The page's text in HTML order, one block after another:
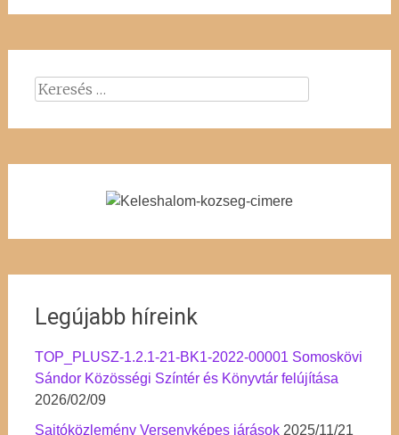
Keresés:
Legújabb híreink
TOP_PLUSZ-1.2.1-21-BK1-2022-00001 Somoskövi
Sándor Közösségi Színtér és Könyvtár felújítása
2026/02/09
Sajtóközlemény Versenyképes járások 2025/11/21